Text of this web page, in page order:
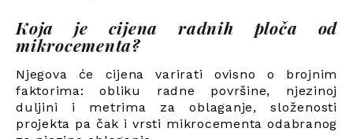
Koja je cijena radnih ploča od
mikrocementa?
Njegova će cijena varirati ovisno o brojnim
faktorima: obliku radne površine, njezinoj
duljini i metrima za oblaganje, složenosti
projekta pa čak i vrsti mikrocementa odabranog